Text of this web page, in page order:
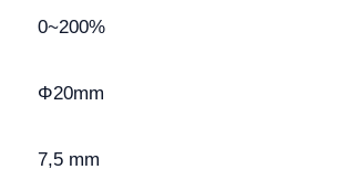
0~200%
Φ20mm
7,5 mm